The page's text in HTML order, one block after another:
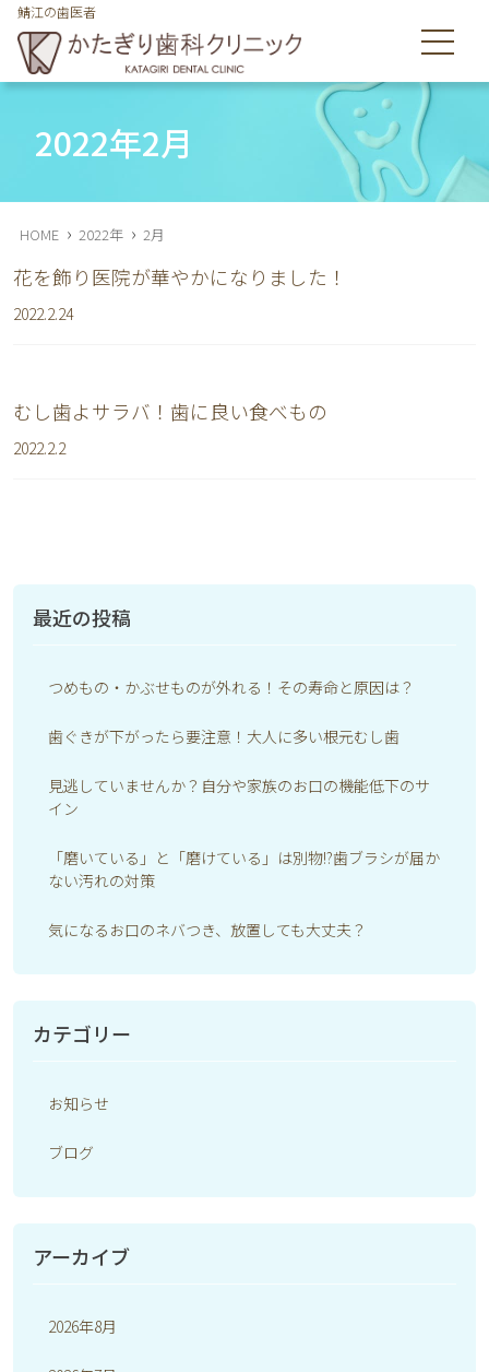
鯖江の歯医者
鯖江市舟津町の歯医者のかたぎり歯科クリニックは皆様の歯を
2022年2月
HOME › 2022年 › 2月
花を飾り医院が華やかになりました！
2022.2.24
むし歯よサラバ！歯に良い食べもの
2022.2.2
最近の投稿
つめもの・かぶせものが外れる！その寿命と原因は？
歯ぐきが下がったら要注意！大人に多い根元むし歯
見逃していませんか？自分や家族のお口の機能低下のサ
イン
「磨いている」と「磨けている」は別物!?歯ブラシが届か
ない汚れの対策
気になるお口のネバつき、放置しても大丈夫？
カテゴリー
お知らせ
ブログ
アーカイブ
2026年8月